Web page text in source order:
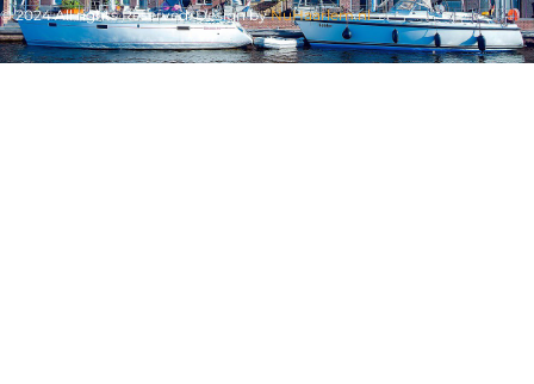
© 2024 All rights Reserved. Design byNuHaarlem.nl